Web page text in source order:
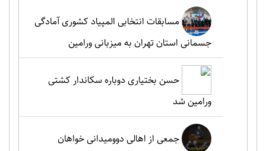
مسابقات انتخابی المپیاد کشوری آمادگی
جسمانی استان تهران به میزبانی ورامین
حسن بختیاری دوباره سکاندار کشتی
ورامین شد
جمعی از اهالی دوومیدانی خواهان